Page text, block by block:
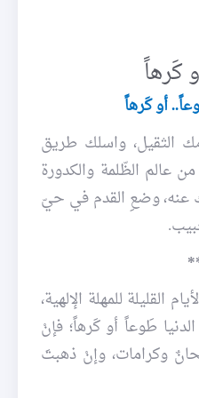
كَرهاً
أو كَرهاً
الثقيل، واسلك طريق
عالم الظّلمة والكدورة
عنه، وضعِ القدم في حيّ
القليلة للمهلة الإلهية،
طَوعاً أو كَرهاً؛ فإنْ
وكرامات، وإنْ ذهبتَ